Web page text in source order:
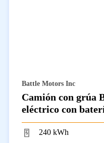
Battle Motors Inc
Camión con grúa
eléctrico con
240 kWh